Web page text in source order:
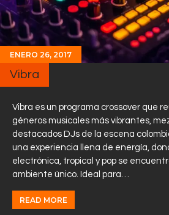
Noticias
Equipo
Sobre Nosotros
ENERO 26, 2017
Vibra
Vibra es un programa crossover que
géneros musicales más vibrantes,
destacados DJs de la escena
una experiencia llena de energía,
electrónica, tropical y pop se
ambiente único. Ideal para…
READ MORE